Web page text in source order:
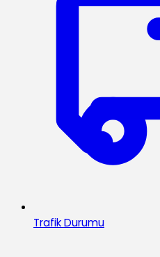
Trafik Durumu